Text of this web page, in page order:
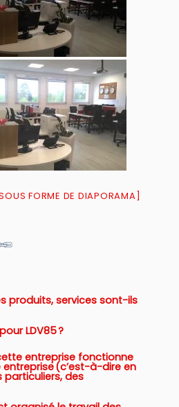
FORME DE DIAPORAMA]
produits, services sont-ils
LDV85 ?
entreprise fonctionne
(c’est-à-dire en
des